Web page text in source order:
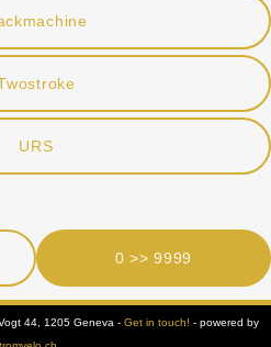
URS
0 >> 9999
44, 1205 Geneva - Get in touch! - powered by